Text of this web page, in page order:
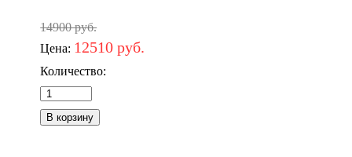
14900 руб.
Цена: 12510 руб.
Количество: